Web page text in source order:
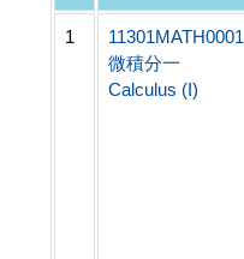
1
11301MATH0001
微積分一
Calculus (I)